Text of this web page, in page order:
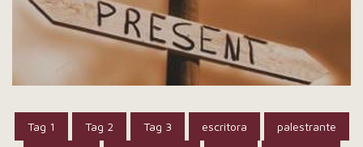
Tag 1 Tag 2 Tag 3 escritora palestrante